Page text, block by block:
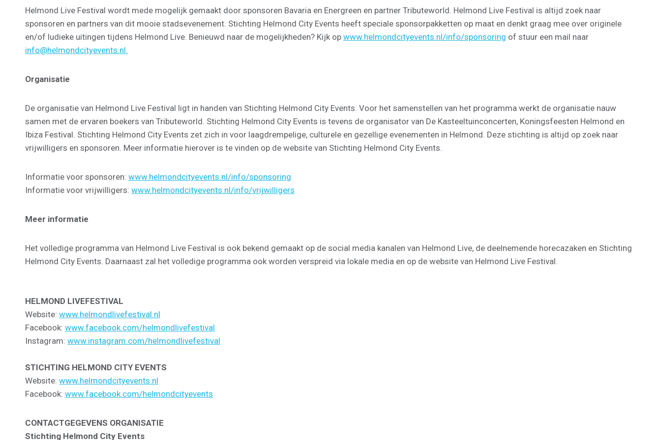
Helmond Live Festival wordt mede mogelijk gemaakt door sponsoren Bavaria en Energreen en partner Tributeworld. Helmond Live Festival is altijd zoek naar
sponsoren en partners van dit mooie stadsevenement. Stichting Helmond City Events heeft speciale sponsorpakketten op maat en denkt graag mee over originele
en/of ludieke uitingen tijdens Helmond Live. Benieuwd naar de mogelijkheden? Kijk op www.helmondcityevents.nl/info/sponsoring of stuur een mail naar
info@helmondcityevents.nl.
Organisatie
De organisatie van Helmond Live Festival ligt in handen van Stichting Helmond City Events. Voor het samenstellen van het programma werkt de organisatie nauw
samen met de ervaren boekers van Tributeworld. Stichting Helmond City Events is tevens de organisator van De Kasteeltuinconcerten, Koningsfeesten Helmond en
Ibiza Festival. Stichting Helmond City Events zet zich in voor laagdrempelige, culturele en gezellige evenementen in Helmond. Deze stichting is altijd op zoek naar
vrijwilligers en sponsoren. Meer informatie hierover is te vinden op de website van Stichting Helmond City Events.
Informatie voor sponsoren: www.helmondcityevents.nl/info/sponsoring
Informatie voor vrijwilligers: www.helmondcityevents.nl/info/vrijwilligers
Meer informatie
Het volledige programma van Helmond Live Festival is ook bekend gemaakt op de social media kanalen van Helmond Live, de deelnemende horecazaken en Stichting
Helmond City Events. Daarnaast zal het volledige programma ook worden verspreid via lokale media en op de website van Helmond Live Festival.
HELMOND LIVEFESTIVAL
Website: www.helmondlivefestival.nl
Facebook: www.facebook.com/helmondlivefestival
Instagram: www.instagram.com/helmondlivefestival
STICHTING HELMOND CITY EVENTS
Website: www.helmondcityevents.nl
Facebook: www.facebook.com/helmondcityevents
CONTACTGEGEVENS ORGANISATIE
Stichting Helmond City Events